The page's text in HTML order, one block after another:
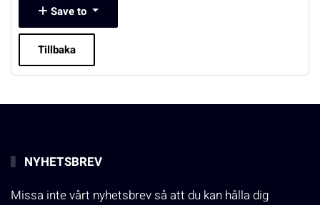
Save to
Tillbaka
NYHETSBREV
Missa inte vårt nyhetsbrev så att du kan hålla dig